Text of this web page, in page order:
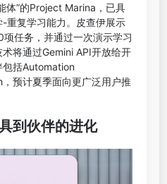
体”的Project Marina，已具
重复学习能力。皮查伊展示
任务，并通过一次演示学习
将通过Gemini API开放给开
包括Automation
预计夏季面向更广泛用户推
到伙伴的进化